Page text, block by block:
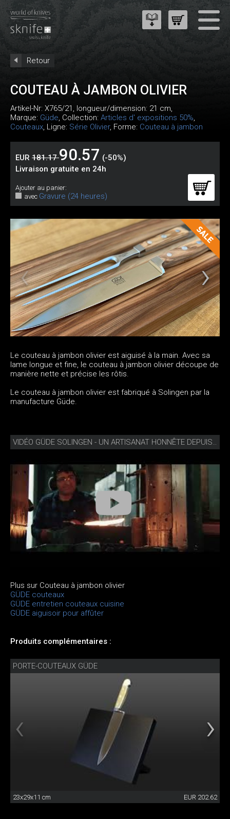
Retour
COUTEAU À JAMBON OLIVIER
Artikel-Nr: X765/21 , longueur/dimension: 21 cm,
Marque: Güde, Collection: Articles d' expositions 50%,
Couteaux, Ligne: Série Olivier, Forme: Couteau à jambon
EUR 181.1790.57 (-50%)
Livraison gratuite en 24h
Ajouter au panier:
avec Gravure (24 heures)
Le couteau à jambon olivier est aiguisé à la main. Avec sa
lame longue et fine, le couteau à jambon olivier découpe de
manière nette et précise les rôtis.
Le couteau à jambon olivier est fabriqué à Solingen par la
manufacture Güde.
Plus sur Couteau à jambon olivier
GÜDE couteaux
GÜDE entretien couteaux cuisine
GÜDE aiguisoir pour affûter
Produits complémentaires :
PORTE-COUTEAUX GÜDE
23x29x11 cm EUR 202.62